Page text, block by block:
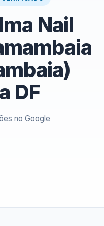
Nail
DF
no Google